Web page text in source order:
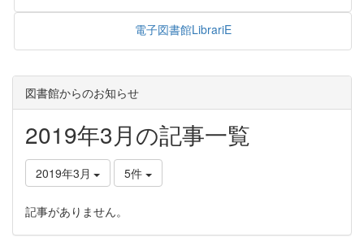
電子図書館LibrariE
図書館からのお知らせ
2019年3月の記事一覧
2019年3月 5件
記事がありません。